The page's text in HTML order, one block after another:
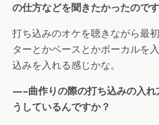
の仕方などを聞きたかったのです
打ち込みのオケを聴きながら最
ターとかベースとかボーカルを
込みを入れる感じかな。
—–曲作りの際の打ち込みの入れ
うしているんですか？